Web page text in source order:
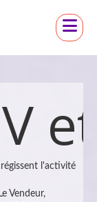
l'activité
Vendeur,